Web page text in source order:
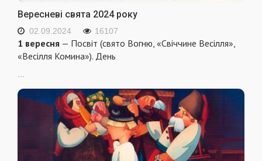
Вересневі свята 2024 року
02.09.2024 16107
1 вересня — Посвіт (свято Вогню, «Свіччине Весілля»,
«Весілля Комина»). День
...